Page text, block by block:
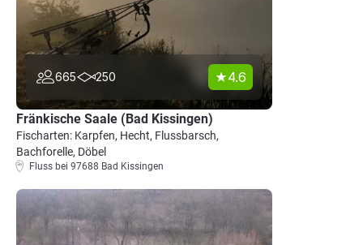
665 250 4.6
Fränkische Saale (Bad Kissingen)
Fischarten: Karpfen, Hecht, Flussbarsch,
Bachforelle, Döbel
Fluss bei 97688 Bad Kissingen